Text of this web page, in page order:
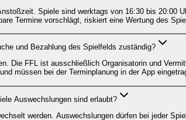
Spiele sind werktags von 16:30 bis 20:00
Termine vorschlägt, riskiert eine Wertung des
und Bezahlung des Spielfelds zuständig?
Die FFL ist ausschließlich Organisatorin und
müssen bei der Terminplanung in der App
Auswechslungen sind erlaubt?
werden. Auswechslungen dürfen bei jeder